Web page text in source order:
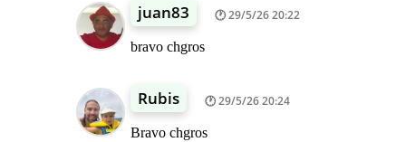
juan83 29/5/26 20:22
bravo chgros
Rubis 29/5/26 20:24
Bravo chgros